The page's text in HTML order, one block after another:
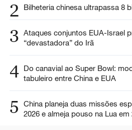
2 Bilheteria chinesa ultrapassa 8
3 Ataques conjuntos EUA-Israel
“devastadora” do Irã
4 Do canavial ao Super Bowl:
tabuleiro entre China e EUA
5
China planeja duas missões
2026 e almeja pouso na Lua em